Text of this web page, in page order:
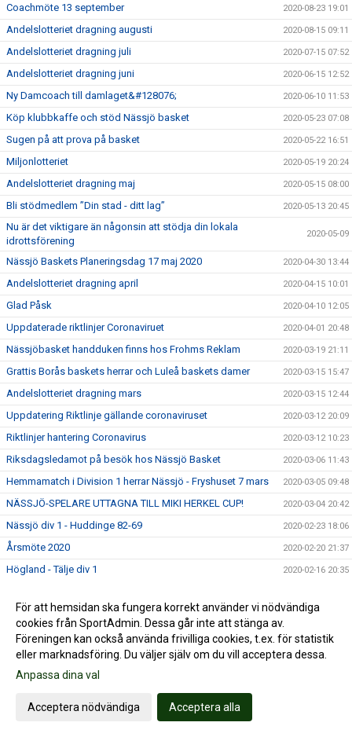
Coachmöte 13 september 2020-08-23 19:01
Andelslotteriet dragning augusti 2020-08-15 09:11
Andelslotteriet dragning juli 2020-07-15 07:52
Andelslotteriet dragning juni 2020-06-15 12:52
Ny Damcoach till damlaget&#128076; 2020-06-10 11:53
Köp klubbkaffe och stöd Nässjö basket 2020-05-23 07:08
Sugen på att prova på basket 2020-05-22 16:51
Miljonlotteriet 2020-05-19 20:24
Andelslotteriet dragning maj 2020-05-15 08:00
Bli stödmedlem ”Din stad - ditt lag” 2020-05-13 20:45
Nu är det viktigare än någonsin att stödja din lokala
idrottsförening
2020-05-09
Nässjö Baskets Planeringsdag 17 maj 2020 2020-04-30 13:44
Andelslotteriet dragning april 2020-04-15 10:01
Glad Påsk 2020-04-10 12:05
Uppdaterade riktlinjer Coronaviruet 2020-04-01 20:48
Nässjöbasket handduken finns hos Frohms Reklam 2020-03-19 21:11
Grattis Borås baskets herrar och Luleå baskets damer 2020-03-15 15:47
Andelslotteriet dragning mars 2020-03-15 12:44
Uppdatering Riktlinje gällande coronaviruset 2020-03-12 20:09
Riktlinjer hantering Coronavirus 2020-03-12 10:23
Riksdagsledamot på besök hos Nässjö Basket 2020-03-06 11:43
Hemmamatch i Division 1 herrar Nässjö - Fryshuset 7 mars 2020-03-05 09:48
NÄSSJÖ-SPELARE UTTAGNA TILL MIKI HERKEL CUP! 2020-03-04 20:42
Nässjö div 1 - Huddinge 82-69 2020-02-23 18:06
Årsmöte 2020 2020-02-20 21:37
Högland - Tälje div 1 2020-02-16 20:35
USM HU19 I NÄSSJÖ 7-8 FEBRUARI 2020-02-04 16:38
DERBY I HUSKVARNA 4 FEBRUARI KL 19.04 2020-01-29 10:20
ESKILSTUNA - NÄSSJÖ BASKET DIVISION 1 2020-01-18 23:00
Andelslotteriet dragning januari
Division 1 herrar Nässjö Basket - Hammarby lördagen den
11 januari kl 15.00
För att hemsidan ska fungera korrekt använder vi nödvändiga
cookies från SportAdmin. Dessa går inte att stänga av.
Föreningen kan också använda frivilliga cookies, t.ex. för statistik
eller marknadsföring. Du väljer själv om du vill acceptera dessa.
Anpassa dina val
Acceptera nödvändiga Acceptera alla